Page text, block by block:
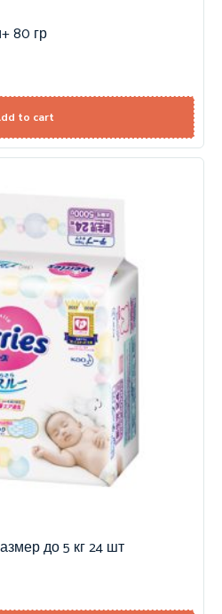
80 гр
to cart
до 5 кг 24 шт